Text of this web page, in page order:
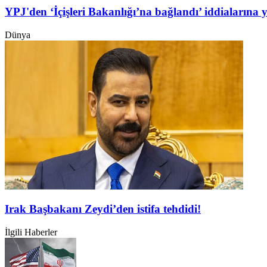
YPJ'den ‘İçişleri Bakanlığı’na bağlandı’ iddialarına
Dünya
Irak Başbakanı Zeydi’den istifa tehdidi!
İlgili Haberler